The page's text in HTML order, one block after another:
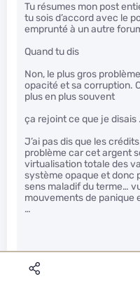
Tu résumes mon post
tu sois d’accord avec le
emprunté à un autre
Quand tu dis
Non, le plus gros
opacité et sa corruption.
plus en plus souvent
ça rejoint ce que je disais
J’ai pas dis que les
problème car cet argent
virtualisation totale des
système opaque et donc
sens maladif du terme…
mouvements de panique
…
Pour faire bref le dollar